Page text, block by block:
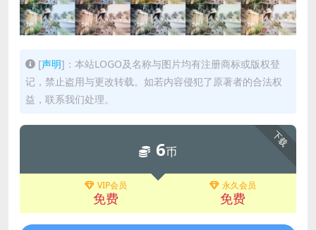
[声明]：本站LOGO及名称与图片均有注册商标或版权登
记，禁止盗用与更改转载。如若内容侵犯了原著者的合法权
益，联系我们处理。
下载
6币
VIP会员
免费
永久会员
免费